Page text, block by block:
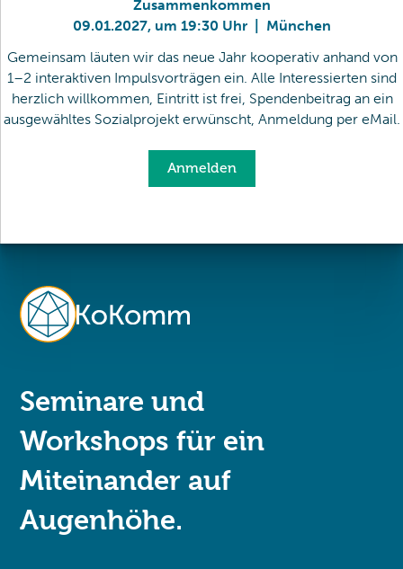
Zusammenkommen
09.01.2027, um 19:30 Uhr
München
Gemeinsam läuten wir das neue Jahr kooperativ anhand von
1–2 interaktiven Impulsvorträgen ein. Alle Interessierten sind
herzlich willkommen, Eintritt ist frei, Spendenbeitrag an ein
ausgewähltes Sozialprojekt erwünscht, Anmeldung per eMail.
Anmelden
Seminare und
Workshops für ein
Miteinander auf
Augenhöhe.